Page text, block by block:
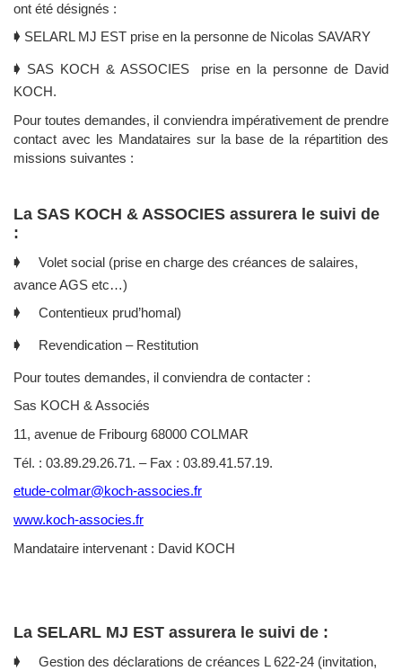
ont été désignés :
🡂 SELARL MJ EST prise en la personne de Nicolas SAVARY
🡂 SAS KOCH & ASSOCIES prise en la personne de David
KOCH.
Pour toutes demandes, il conviendra impérativement de prendre
contact avec les Mandataires sur la base de la répartition des
missions suivantes :
La SAS KOCH & ASSOCIES assurera le suivi de
:
🡂 Volet social (prise en charge des créances de salaires,
avance AGS etc…)
🡂 Contentieux prud’homal)
🡂 Revendication – Restitution
Pour toutes demandes, il conviendra de contacter :
Sas KOCH & Associés
11, avenue de Fribourg 68000 COLMAR
Tél. : 03.89.29.26.71. – Fax : 03.89.41.57.19.
etude-colmar@koch-associes.fr
www.koch-associes.fr
Mandataire intervenant : David KOCH
La SELARL MJ EST assurera le suivi de :
🡂 Gestion des déclarations de créances L 622-24 (invitation,